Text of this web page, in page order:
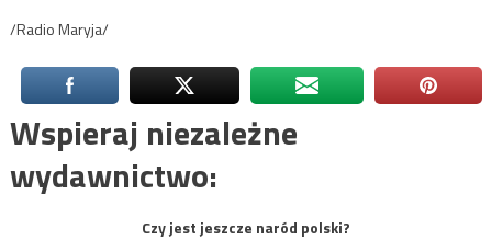
/Radio Maryja/
Wspieraj niezależne
wydawnictwo:
Czy jest jeszcze naród polski?